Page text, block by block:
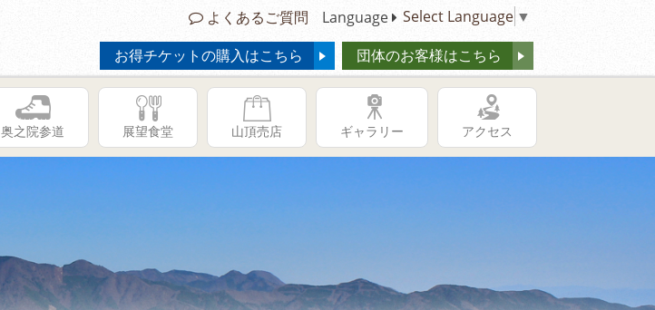
Select Language ▼
Language
よくあるご質問
お得チケットの購入はこちら
団体のお客様はこちら
奥之院参道 展望食堂 山頂売店 ギャラリー アクセス